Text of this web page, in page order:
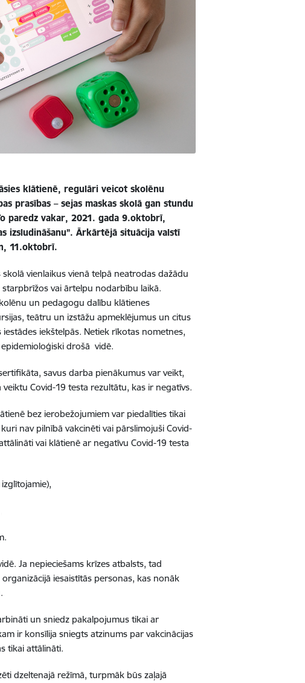
klātienē, regulāri veicot skolēnu
prasības – sejas maskas skolā gan stundu
paredz vakar, 2021. gada 9.oktobrī,
izsludināšanu”. Ārkārtējā situācija valstī
11.oktobrī.
vienlaikus vienā telpā neatrodasdažādu
vai ārtelpu nodarbību laikā.
un pedagogu dalību klātienes
teātru un izstāžu apmeklējumus un citus
iekštelpās. Netiek rīkotas nometnes,
drošā vidē.
savus darba pienākumus var veikt,
Covid-19 testa rezultātu, kas ir negatīvs.
bez ierobežojumiem var piedalīties tikai
nav pilnībā vakcinēti vai pārslimojuši Covid-
vai klātienē ar negatīvu Covid-19 testa
Ja nepieciešams krīzes atbalsts, tad
iesaistītās personas, kas nonāk
un sniedz pakalpojumus tikai ar
ir konsīlija sniegts atzinums par vakcinācijas
tikai attālināti.
dzeltenajā režīmā, turpmāk būs zaļajā